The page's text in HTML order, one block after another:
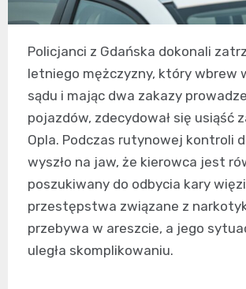
Policjanci z Gdańska dokonali
letniego mężczyzny, który wbrew
sądu i mając dwa zakazy
pojazdów, zdecydował się usiąść
Opla. Podczas rutynowej kontroli
wyszło na jaw, że kierowca jest
poszukiwany do odbycia kary
przestępstwa związane z
przebywa w areszcie, a jego
uległa skomplikowaniu.